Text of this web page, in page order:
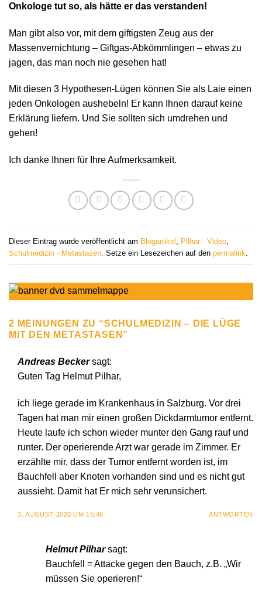
Onkologe tut so, als hätte er das verstanden!
Man gibt also vor, mit dem giftigsten Zeug aus der
Massenvernichtung – Giftgas-Abkömmlingen – etwas zu
jagen, das man noch nie gesehen hat!
Mit diesen 3 Hypothesen-Lügen können Sie als Laie einen
jeden Onkologen aushebeln! Er kann Ihnen darauf keine
Erklärung liefern. Und Sie sollten sich umdrehen und
gehen!
Ich danke Ihnen für Ihre Aufmerksamkeit.
Dieser Eintrag wurde veröffentlicht am Blogartikel , Pilhar - Video,
Schulmedizin - Metastasen. Setze ein Lesezeichen auf den permalink.
2 MEINUNGEN ZU “SCHULMEDIZIN – DIE LÜGE
MIT DEN METASTASEN ”
Andreas Becker sagt:
Guten Tag Helmut Pilhar,
ich liege gerade im Krankenhaus in Salzburg. Vor drei
Tagen hat man mir einen großen Dickdarmtumor entfernt.
Heute laufe ich schon wieder munter den Gang rauf und
runter. Der operierende Arzt war gerade im Zimmer. Er
erzählte mir, dass der Tumor entfernt worden ist, im
Bauchfell aber Knoten vorhanden sind und es nicht gut
aussieht. Damit hat Er mich sehr verunsichert.
3. AUGUST 2020 UM 16:46 ANTWORTEN
Helmut Pilhar sagt:
Bauchfell = Attacke gegen den Bauch, z.B. „Wir
müssen Sie operieren!“